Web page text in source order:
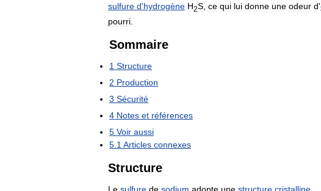
sulfure d'hydrogène H2S, ce qui lui donne une odeur d'
pourri
Sommaire
1 Structure
2 Production
3 Sécurité
4 Notes et références
5 Voir aussi
5 1 Articles connexes
Structure